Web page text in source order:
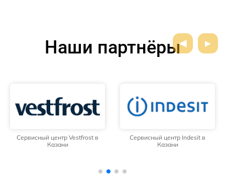
Наши партнёры
Сервисный центр Vestfrost в
Казани
Сервисный центр Indesit в
Казани